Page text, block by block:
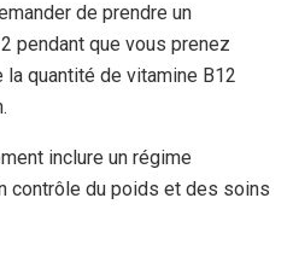
de prendre un
pendant que vous prenez
la quantité de vitamine B12
inclure un régime
contrôle du poids et des soins